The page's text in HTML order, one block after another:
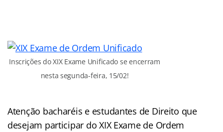
Inscrições do XIX Exame Unificado se encerram
nesta segunda-feira, 15/02!
Atenção bacharéis e estudantes de Direito que
desejam participar do XIX Exame de Ordem